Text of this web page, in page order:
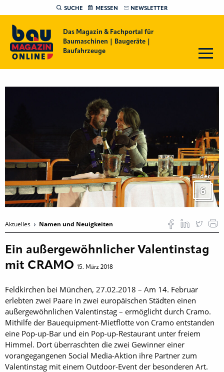
SUCHE MESSEN NEWSLETTER
Das Magazin & Fachportal für
Baumaschinen | Baugeräte |
Baufahrzeuge
Bilder
6
Aktuelles Namen und Neuigkeiten
Ein außergewöhnlicher Valentinstag
mit CRAMO 15. März 2018
Feldkirchen bei München, 27.02.2018 – Am 14. Februar
erlebten zwei Paare in zwei europäischen Städten einen
außergewöhnlichen Valentinstag – ermöglicht durch Cramo.
Mithilfe der Bauequipment-Mietflotte von Cramo entstanden
eine Pop-up-Bar und ein Pop-up-Restaurant unter freiem
Himmel. Dort überraschten die zwei Gewinner einer
vorangegangenen Social Media-Aktion ihre Partner zum
Valentinstag mit einem Outdoor-Event der besonderen Art.